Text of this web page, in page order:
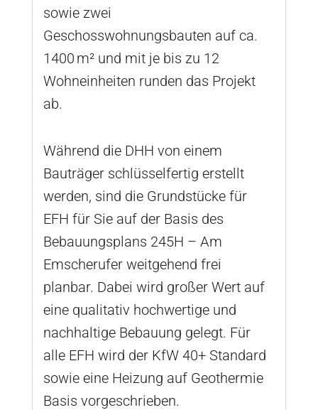
sowie zwei
Geschosswohnungsbauten auf ca.
1400 m² und mit je bis zu 12
Wohneinheiten runden das Projekt
ab.
Während die DHH von einem
Bauträger schlüsselfertig erstellt
werden, sind die Grundstücke für
EFH für Sie auf der Basis des
Bebauungsplans 245H – Am
Emscherufer weitgehend frei
planbar. Dabei wird großer Wert auf
eine qualitativ hochwertige und
nachhaltige Bebauung gelegt. Für
alle EFH wird der KfW 40+ Standard
sowie eine Heizung auf Geothermie
Basis vorgeschrieben.